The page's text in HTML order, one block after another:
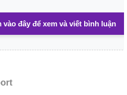
vào đây để xem và viết bình luận